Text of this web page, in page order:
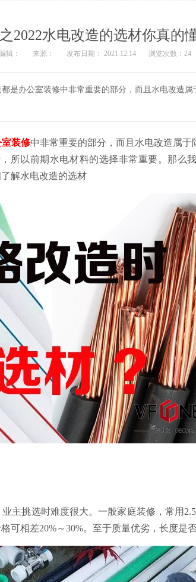
2022水电改造的选材你真的
辑： 来源： 发布日期： 2021.12.14 浏览次数： 24
是办公室装修中非常重要的部分，而且水电改造
室装修中非常重要的部分，而且水电改造属
所以前期水电材料的选择非常重要。那么
解水电改造的选材
主挑选时难度很大。一般家庭装修，常用
可相差20%～30%。至于质量优劣，长度是